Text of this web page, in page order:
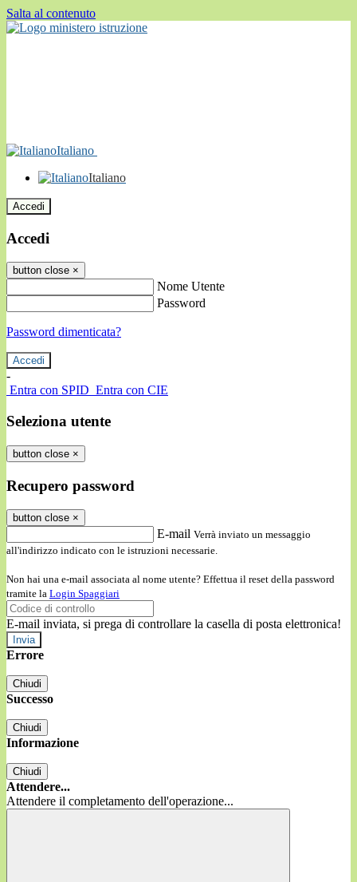
Salta al contenuto
Italiano
Italiano
Accedi
Accedi
button close ×
Nome Utente
Password
Password dimenticata?
-
Entra con SPID Entra con CIE
Seleziona utente
button close ×
Recupero password
button close ×
E-mail Verrà inviato un messaggio
all'indirizzo indicato con le istruzioni necessarie.
Non hai una e-mail associata al nome utente? Effettua il reset della password
tramite la Login Spaggiari
E-mail inviata, si prega di controllare la casella di posta elettronica!
Errore
Chiudi
Successo
Chiudi
Informazione
Chiudi
Attendere...
Attendere il completamento dell'operazione...